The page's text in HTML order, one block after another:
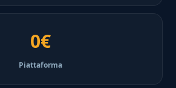
0€
Piattaforma